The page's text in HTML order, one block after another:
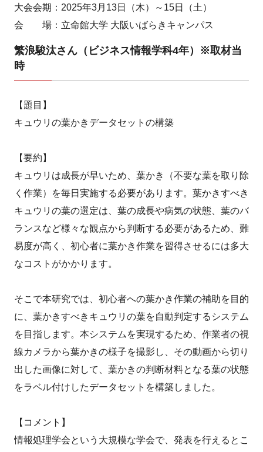
大会会期：2025年3月13日（木）～15日（土）
会 場：立命館大学 大阪いばらきキャンパス
繁浪駿汰さん（ビジネス情報学科4年）※取材当
時
【題目】
キュウリの葉かきデータセットの構築
【要約】
キュウリは成長が早いため、葉かき（不要な葉を取り除
く作業）を毎日実施する必要があります。葉かきすべき
キュウリの葉の選定は、葉の成長や病気の状態、葉のバ
ランスなど様々な観点から判断する必要があるため、難
易度が高く、初心者に葉かき作業を習得させるには多大
なコストがかかります。
そこで本研究では、初心者への葉かき作業の補助を目的
に、葉かきすべきキュウリの葉を自動判定するシステム
を目指します。本システムを実現するため、作業者の視
線カメラから葉かきの様子を撮影し、その動画から切り
出した画像に対して、葉かきの判断材料となる葉の状態
をラベル付けしたデータセットを構築しました。
【コメント】
情報処理学会という大規模な学会で、発表を行えるとこ